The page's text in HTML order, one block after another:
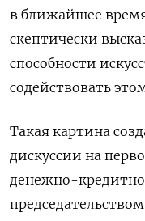
в ближайшее
скептически
способности
содействовать
Такая картина
дискуссии на
денежно-